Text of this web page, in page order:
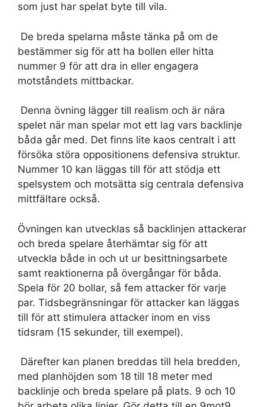
som just har spelat byte till vila.
De breda spelarna måste tänka på om de
bestämmer sig för att ha bollen eller hitta
nummer 9 för att dra in eller engagera
motståndets mittbackar.
Denna övning lägger till realism och är nära
spelet när man spelar mot ett lag vars backlinje
båda går med. Det finns lite kaos centralt i att
försöka störa oppositionens defensiva struktur.
Nummer 10 kan läggas till för att stödja ett
spelsystem och motsätta sig centrala defensiva
mittfältare också.
Övningen kan utvecklas så backlinjen attackerar
och breda spelare återhämtar sig för att
utveckla både in och ut ur besittningsarbete
samt reaktionerna på övergångar för båda.
Spela för 20 bollar, så fem attacker för varje
par. Tidsbegränsningar för attacker kan läggas
till för att stimulera attacker inom en viss
tidsram (15 sekunder, till exempel).
Därefter kan planen breddas till hela bredden,
med planhöjden som 18 till 18 meter med
backlinje och breda spelare på plats. 9 och 10